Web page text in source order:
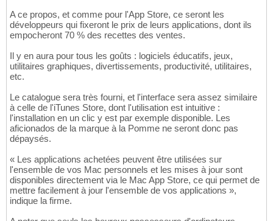
A ce propos, et comme pour l'App Store, ce seront les
développeurs qui fixeront le prix de leurs applications, dont ils
empocheront 70 % des recettes des ventes.
Il y en aura pour tous les goûts : logiciels éducatifs, jeux,
utilitaires graphiques, divertissements, productivité, utilitaires,
etc.
Le catalogue sera très fourni, et l'interface sera assez similaire
à celle de l'iTunes Store, dont l'utilisation est intuitive :
l'installation en un clic y est par exemple disponible. Les
aficionados de la marque à la Pomme ne seront donc pas
dépaysés.
« Les applications achetées peuvent être utilisées sur
l'ensemble de vos Mac personnels et les mises à jour sont
disponibles directement via le Mac App Store, ce qui permet de
mettre facilement à jour l'ensemble de vos applications »,
indique la firme.